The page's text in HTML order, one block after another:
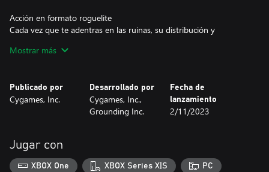
Acción en formato roguelite
Cada vez que te adentras en las ruinas, su distribución y
enemigos que encontrarás para llegar hasta los enormes y
de las ruinas, podrás usar el maná y los objetos acumulados para
fortalecer a Noah.
Repara la aeronave para desplegar instalaciones que te
proporcionarán ventajas en tus andanzas. Piensa bien cómo usar
el maná: mejora las características que más se adecúen a tu
Mostrar más
Publicado por
Cygames, Inc.
Desarrollado por
Cygames, Inc.,
Grounding Inc.
Fecha de
lanzamiento
2/11/2023
Jugar con
XBOX One XBOX Series X|S PC